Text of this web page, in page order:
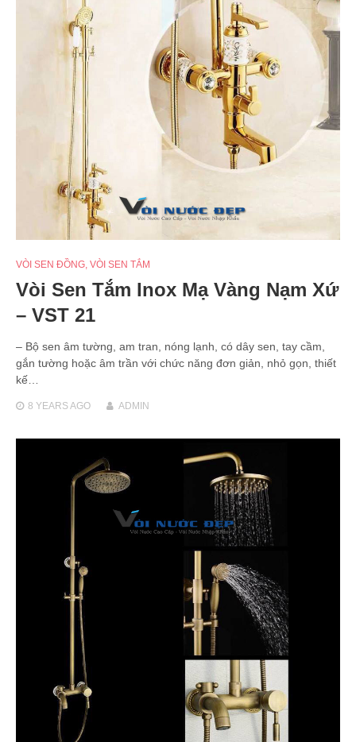
VÒI SEN ĐỒNG, VÒI SEN TẮM
Vòi Sen Tắm Inox Mạ Vàng Nạm Xứ
– VST 21
– Bộ sen âm tường, am tran, nóng lạnh, có dây sen, tay cầm,
gắn tường hoặc âm trần với chức năng đơn giản, nhỏ gọn, thiết
kế…
8 YEARSAGO ADMIN